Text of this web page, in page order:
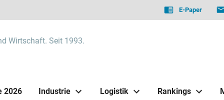
E-Paper
Wirtschaft. Seit 1993.
2026 Industrie Logistik Rankings